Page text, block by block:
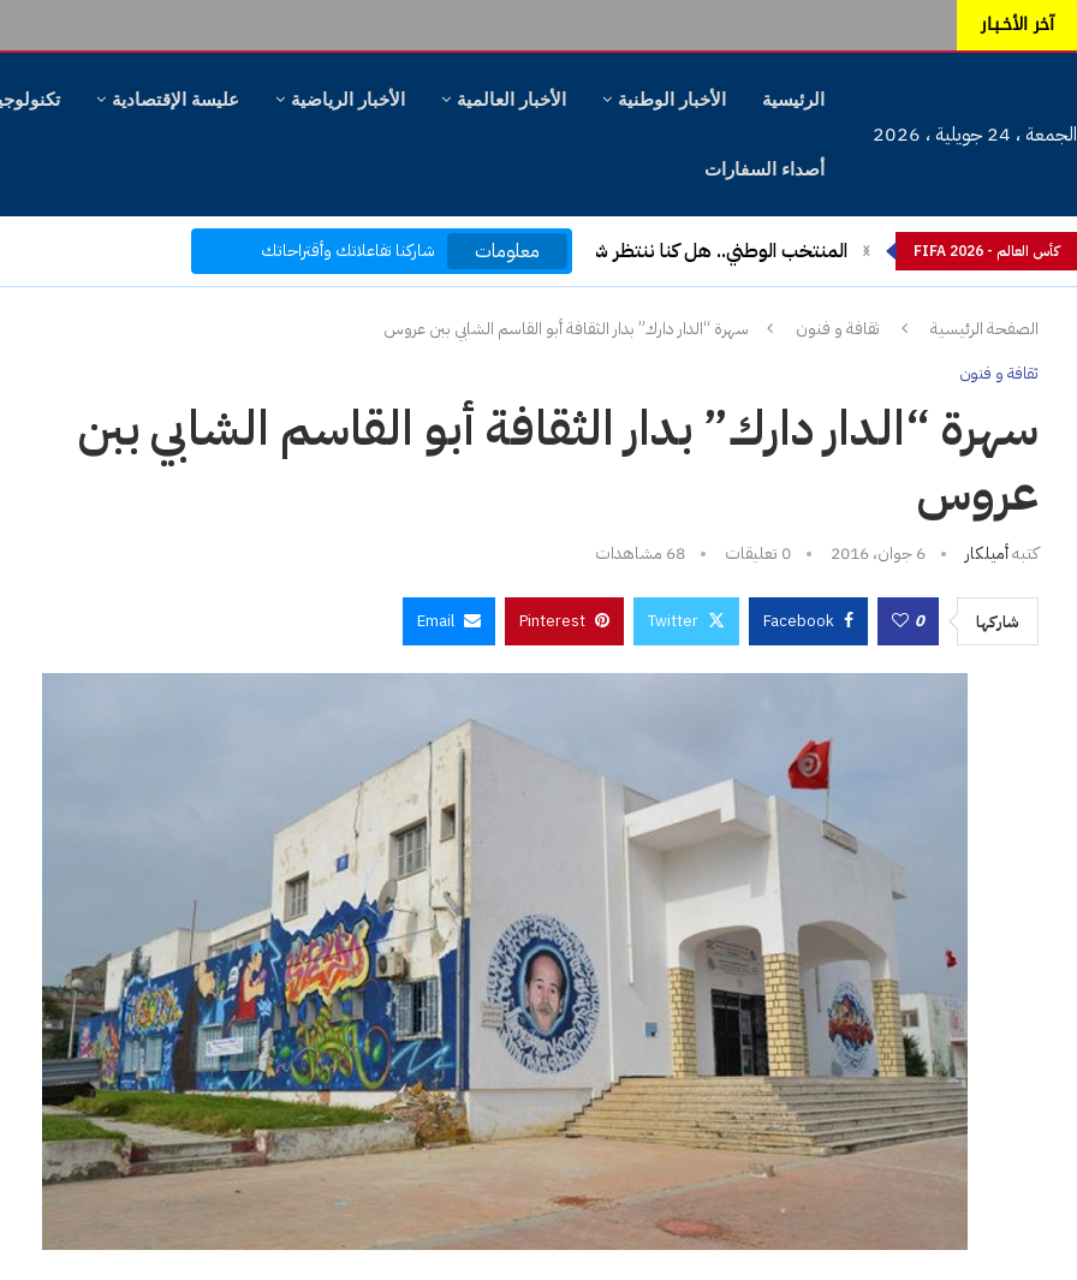
آخر الأخـبـار
الجمعة ، 24 جويلية ، 2026
الرئيسية الأخبار الوطنية الأخبار العالمية الأخبار الرياضية عليسة الإقتصادية
أصداء السفارات
كأس العالم - FIFA 2026 المنتخب الوطني.. هل كنا ننتظر شيئا آخر، وهل سنظل ننظر؟
معلومات
بتصفحك موقعنا أنت في قلب الحدث
شاركنا تفاعلاتك وأقتراحاتك
بكم نرتقي إلى ما هو أفضل
الصفحة الرئيسية
ثقافة و فنون سهرة “الدار دارك” بدار الثقافة أبو القاسم الشابي ببن عروس
ثقافة و فنون
سهرة “الدار دارك” بدار الثقافة أبو القاسم الشابي ببن
عروس
كتبهأميلكار 6 جوان، 2016 0 تعليقات 68 مشاهدات
شاركها 0
Facebook
Twitter
Pinterest
Email